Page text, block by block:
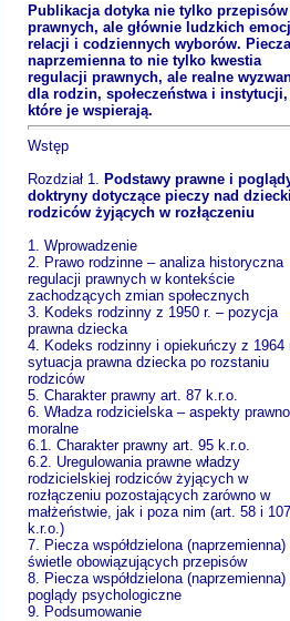
Publikacja dotyka nie tylko przepisów
prawnych, ale głównie ludzkich
relacji i codziennych wyborów. Piecza
naprzemienna to nie tylko kwestia
regulacji prawnych, ale realne
dla rodzin, społeczeństwa i instytucji,
które je wspierają.
Wstęp
Rozdział 1.
Podstawy prawne i
doktryny dotyczące pieczy nad
rodziców żyjących w rozłączeniu
1. Wprowadzenie
2. Prawo rodzinne – analiza historyczna
regulacji prawnych w kontekście
zachodzących zmian społecznych
3. Kodeks rodzinny z 1950 r. – pozycja
prawna dziecka
4. Kodeks rodzinny i opiekuńczy z 1964
sytuacja prawna dziecka po rozstaniu
rodziców
5. Charakter prawny art. 87 k.r.o.
6. Władza rodzicielska – aspekty
moralne
6.1. Charakter prawny art. 95 k.r.o.
6.2. Uregulowania prawne władzy
rodzicielskiej rodziców żyjących w
rozłączeniu pozostających zarówno w
małżeństwie, jak i poza nim (art. 58 i 107
k.r.o.)
7. Piecza współdzielona (naprzemienna)
świetle obowiązujących przepisów
8. Piecza współdzielona (naprzemienna)
poglądy psychologiczne
9. Podsumowanie